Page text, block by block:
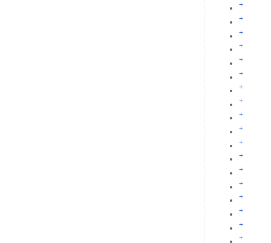
+
+
+
+
+
+
+
+
+
+
+
+
+
+
+
+
+
+